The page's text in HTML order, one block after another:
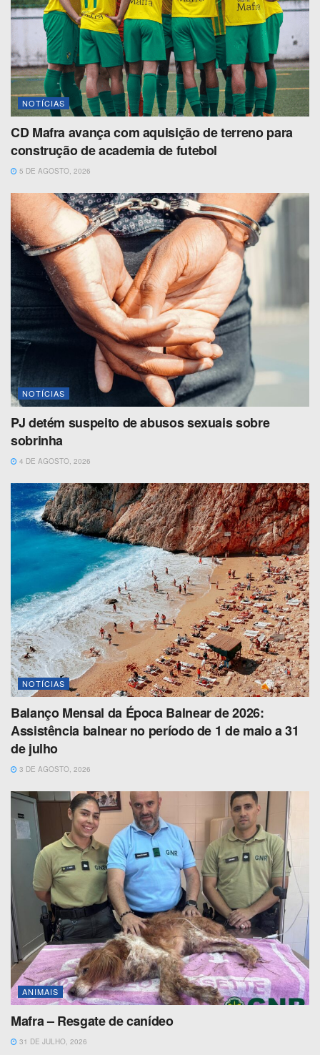
NOTÍCIAS
CD Mafra avança com aquisição de terreno para
construção de academia de futebol
5 DE AGOSTO, 2026
NOTÍCIAS
PJ detém suspeito de abusos sexuais sobre
sobrinha
4 DE AGOSTO, 2026
NOTÍCIAS
Balanço Mensal da Época Balnear de 2026:
Assistência balnear no período de 1 de maio a 31
de julho
3 DE AGOSTO, 2026
ANIMAIS
Mafra – Resgate de canídeo
31 DE JULHO, 2026